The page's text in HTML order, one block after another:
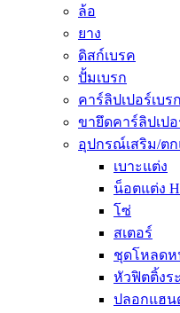
ล้อ
ยาง
ดิสก์เบรค
ปั้มเบรก
คาร์ลิปเปอร์เบรก
ขายึดคาร์ลิปเปอ
อุปกรณ์เสริม/ตก
เบาะแต่ง
น็อตแต่ง
โซ่
สเตอร์
ชุดโหลดห
หัวฟิตติ้งร
ปลอกแฮน